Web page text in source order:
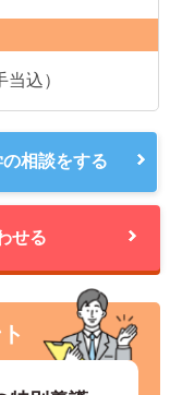
込）
相談をする
せる